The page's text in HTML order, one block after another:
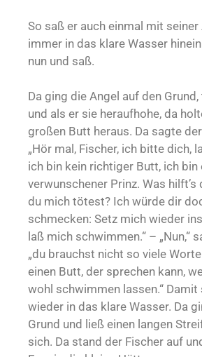
So saß er auch einmal mit seiner
immer in das klare Wasser
nun und saß.
Da ging die Angel auf den
und als er sie heraufhohe, da
großen Butt heraus. Da sagte
„Hör mal, Fischer, ich bitte dich,
ich bin kein richtiger Butt, ich bin
verwunschener Prinz. Was hilft’s
du mich tötest? Ich würde dir
schmecken: Setz mich wieder
laß mich schwimmen.“ – „Nun,“
„du brauchst nicht so viele
einen Butt, der sprechen kann,
wohl schwimmen lassen.“ Damit
wieder in das klare Wasser. Da
Grund und ließ einen langen
sich. Da stand der Fischer auf